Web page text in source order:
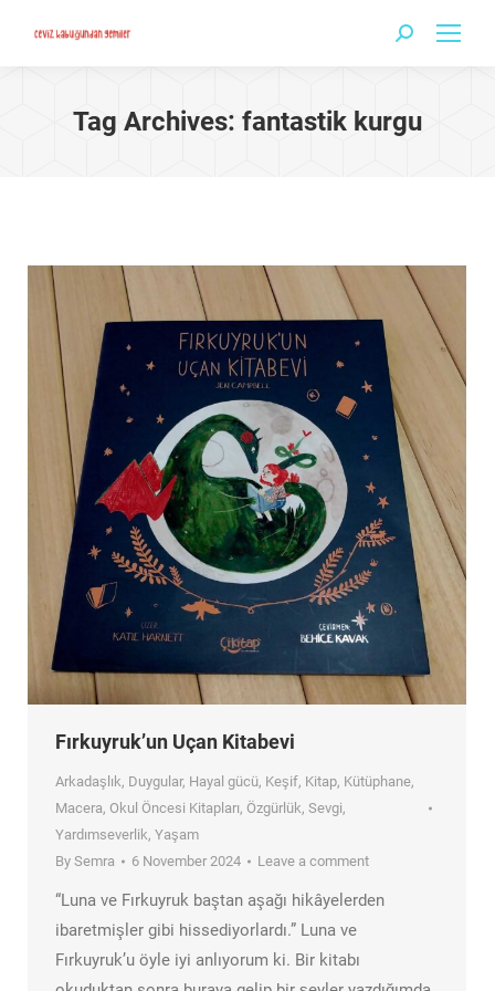
Search:
Tag Archives: fantastik kurgu
Fırkuyruk’un Uçan Kitabevi
Arkadaşlık, Duygular, Hayal gücü, Keşif, Kitap, Kütüphane,
Macera, Okul Öncesi Kitapları, Özgürlük, Sevgi,
Yardımseverlik, Yaşam
By Semra 6 November 2024 Leave a comment
“Luna ve Fırkuyruk baştan aşağı hikâyelerden
ibaretmişler gibi hissediyorlardı.” Luna ve
Fırkuyruk’u öyle iyi anlıyorum ki. Bir kitabı